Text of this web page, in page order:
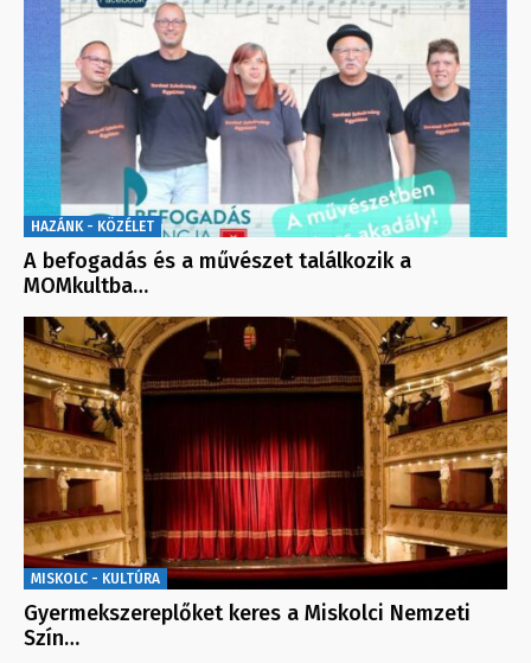
HAZÁNK - KÖZÉLET
A befogadás és a művészet találkozik a
MOMkultba…
MISKOLC - KULTÚRA
Gyermekszereplőket keres a Miskolci Nemzeti
Szín…